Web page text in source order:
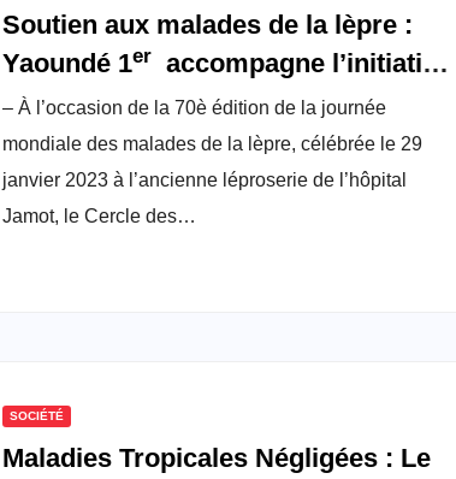
Soutien aux malades de la lèpre :
Yaoundé 1eraccompagne l’initiative
du CERAC
– À l’occasion de la 70è édition de la journée
mondiale des malades de la lèpre, célébrée le 29
janvier 2023 à l’ancienne léproserie de l’hôpital
Jamot, le Cercle des…
SOCIÉTÉ
Maladies Tropicales Négligées : Le